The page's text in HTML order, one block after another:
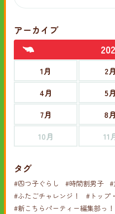
アーカイブ
1月 2月
4月
5月
7月
8月
10月
11
タグ
#四つ子ぐらし #時間割男子 #
#ふたごチャレンジ！
#トップ
#新こちらパーティー編集部っ！